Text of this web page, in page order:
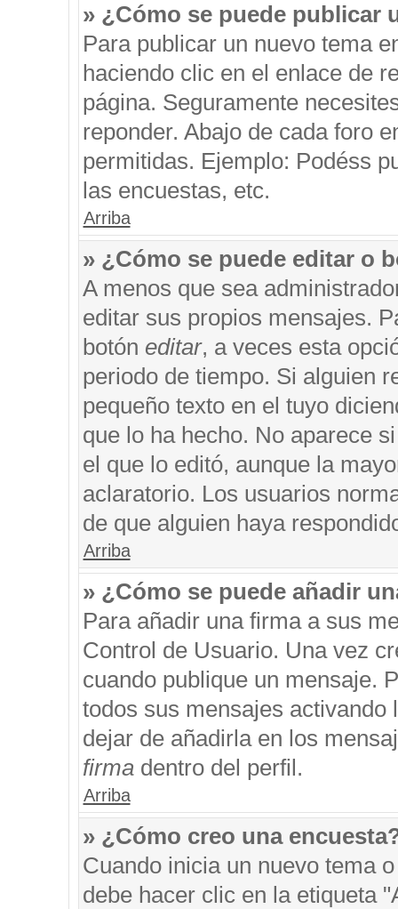
» ¿Cómo se puede publicar
Para publicar un nuevo tema
haciendo clic en el enlace de
página. Seguramente
reponder. Abajo de cada foro
permitidas. Ejemplo: Podéss
las encuestas, etc.
Arriba
» ¿Cómo se puede editar o
A menos que sea
editar sus propios mensajes.
botón editar, a veces esta
periodo de tiempo. Si alguien
pequeño texto en el tuyo
que lo ha hecho. No aparece
el que lo editó, aunque la
aclaratorio. Los usuarios
de que alguien haya
Arriba
» ¿Cómo se puede añadir
Para añadir una firma a sus
Control de Usuario. Una vez
cuando publique un mensaje.
todos sus mensajes
dejar de añadirla en los
firmadentro del perfil.
Arriba
» ¿Cómo creo una
Cuando inicia un nuevo tema
debe hacer clic en la etiqueta